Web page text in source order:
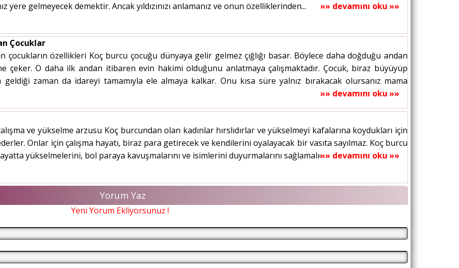
yere gelmeyecek demektir. Ancak yıldızınızı anlamanız ve onun özelliklerinden...
»» devamını oku »»
Çocuklar
çocukların özellikleri Koç burcu çocuğu dünyaya gelir gelmez çığlığı basar. Böylece daha doğduğu andan
çeker. O daha ilk andan itibaren evin hakimi olduğunu anlatmaya çalışmaktadır. Çocuk, biraz büyüyüp
geldiği zaman da idareyi tamamıyla ele almaya kalkar. Onu kısa süre yalnız bırakacak olursanız mama
»» devamını oku »»
ve yükselme arzusu Koç burcundan olan kadınlar hırslıdırlar ve yükselmeyi kafalarına koydukları için
Onlar için çalışma hayatı, biraz para getirecek ve kendilerini oyalayacak bir vasıta sayılmaz. Koç burcu
yükselmelerini, bol paraya kavuşmalarını ve isimlerini duyurmalarını sağlamalıdır. Hem bu...
»» devamını oku »»
Yorum Yaz
Yeni Yorum Ekliyorsunuz !